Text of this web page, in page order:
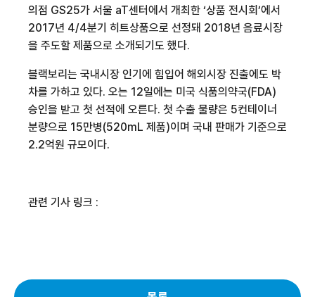
의점 GS25가 서울 aT센터에서 개최한 ‘상품 전시회’에서
2017년 4/4분기 히트상품으로 선정돼 2018년 음료시장
을 주도할 제품으로 소개되기도 했다.
블랙보리는 국내시장 인기에 힘입어 해외시장 진출에도 박
차를 가하고 있다. 오는 12일에는 미국 식품의약국(FDA)
승인을 받고 첫 선적에 오른다. 첫 수출 물량은 5컨테이너
분량으로 15만병(520mL 제품)이며 국내 판매가 기준으로
2.2억원 규모이다.
관련 기사 링크 :